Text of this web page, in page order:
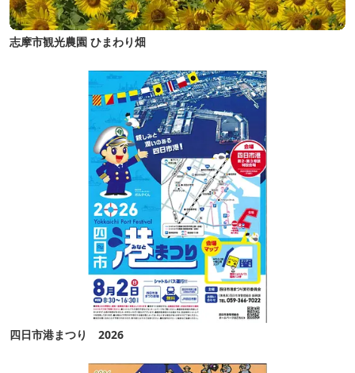
志摩市観光農園 ひまわり畑
四日市港まつり 2026